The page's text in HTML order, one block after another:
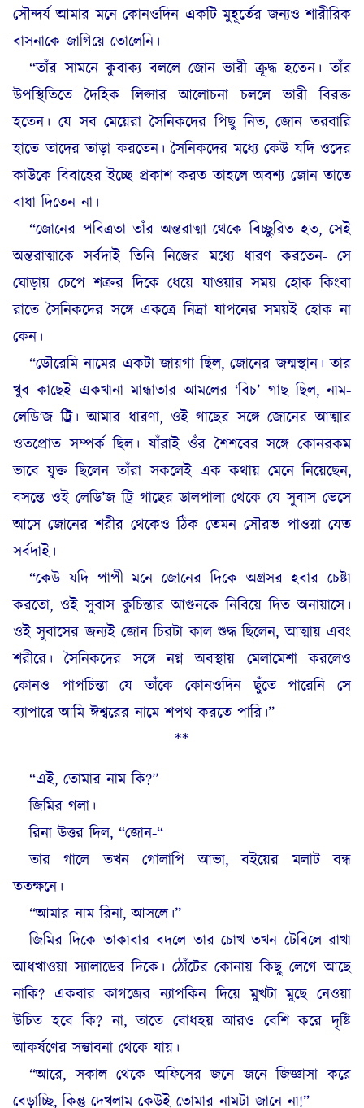
সৌন্দর্য আমার মনে কোনওদিন একটি মুহূর্তের জন্যও শারীরিক
বাসনাকে জাগিয়ে তোলেনি।
“তাঁর সামনে কুবাক্য বললে জোন ভারী ক্রূদ্ধ হতেন। তাঁর
উপস্থিতিতে দৈহিক লিপ্সার আলোচনা চললে ভারী বিরক্ত
হতেন। যে সব মেয়েরা সৈনিকদের পিছু নিত, জোন তরবারি
হাতে তাদের তাড়া করতেন। সৈনিকদের মধ্যে কেউ যদি ওদের
কাউকে বিবাহের ইচ্ছে প্রকাশ করত তাহলে অবশ্য জোন তাতে
বাধা দিতেন না।
“জোনের পবিত্রতা তাঁর অন্তরাত্মা থেকে বিচ্ছুরিত হত, সেই
অন্তরাত্মাকে সর্বদাই তিনি নিজের মধ্যে ধারণ করতেন- সে
ঘোড়ায় চেপে শত্রুর দিকে ধেয়ে যাওয়ার সময় হোক কিংবা
রাতে সৈনিকদের সঙ্গে একত্রে নিদ্রা যাপনের সময়ই হোক না
কেন।
“ডৌরেমি নামের একটা জায়গা ছিল, জোনের জন্মস্থান। তার
খুব কাছেই একখানা মান্ধাতার আমলের ‘বিচ’ গাছ ছিল, নাম-
লেডি’জ ট্র্রি। আমার ধারণা, ওই গাছের সঙ্গে জোনের আত্মার
ওতপ্রোত সম্পর্ক ছিল। যাঁরাই ওঁর শৈশবের সঙ্গে কোনরকম
ভাবে যুক্ত ছিলেন তাঁরা সকলেই এক কথায় মেনে নিয়েছেন,
বসন্তে ওই লেডি’জ ট্রি গাছের ডালপালা থেকে যে সুবাস ভেসে
আসে জোনের শরীর থেকেও ঠিক তেমন সৌরভ পাওয়া যেত
সর্বদাই।
“কেউ যদি পাপী মনে জোনের দিকে অগ্রসর হবার চেষ্টা
করতো, ওই সুবাস কুচিন্তার আগুনকে নিবিয়ে দিত অনায়াসে।
ওই সুবাসের জন্যই জোন চিরটা কাল শুদ্ধ ছিলেন, আত্মায় এবং
শরীরে। সৈনিকদের সঙ্গে নগ্ন অবস্থায় মেলামেশা করলেও
কোনও পাপচিন্তা যে তাঁকে কোনওদিন ছুঁতে পারেনি সে
ব্যাপারে আমি ঈশ্বরের নামে শপথ করতে পারি।”
**
“এই, তোমার নাম কি?”
জিমির গলা।
রিনা উত্তর দিল, “জোন-“
তার গালে তখন গোলাপি আভা, বইয়ের মলাট বন্ধ
ততক্ষনে।
“আমার নাম রিনা, আসলে।”
জিমির দিকে তাকাবার বদলে তার চোখ তখন টেবিলে রাখা
আধখাওয়া স্যালাডের দিকে। ঠোঁটের কোনায় কিছু লেগে আছে
নাকি? একবার কাগজের ন্যাপকিন দিয়ে মুখটা মুছে নেওয়া
উচিত হবে কি? না, তাতে বোধহয় আরও বেশি করে দৃষ্টি
আকর্ষণের সম্ভাবনা থেকে যায়।
“আরে, সকাল থেকে অফিসের জনে জনে জিজ্ঞাসা করে
বেড়াচ্ছি, কিন্তু দেখলাম কেউই তোমার নামটা জানে না!”